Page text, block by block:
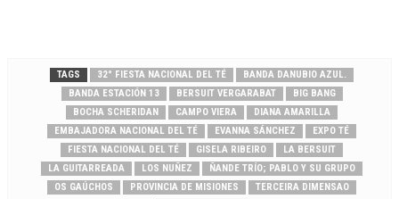
TAGS 32° FIESTA NACIONAL DEL TÉ
BANDA DANUBIO AZUL.
BANDA ESTACIÓN 13
BERSUIT VERGARABAT
BIG BANG
BOCHA SCHERIDAN
CAMPO VIERA
DIANA AMARILLA
EMBAJADORA NACIONAL DEL TÉ
EVANNA SÁNCHEZ
EXPO TÉ
FIESTA NACIONAL DEL TÉ
GISELA RIBEIRO
LA BERSUIT
LA GUITARREADA
LOS NUÑEZ
ÑANDE TRÍO; PABLO Y SU GRUPO
OS GAÚCHOS
PROVINCIA DE MISIONES
TERCEIRA DIMENSAO